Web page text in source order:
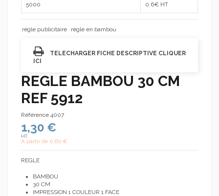
5000 0.6€ HT
règle publicitaire règle en bambou
TELECHARGER FICHE DESCRIPTIVE CLIQUER
ICI
REGLE BAMBOU 30 CM
REF 5912
Référence 4007
1,30 €
HT
A partir de 0,60 €
REGLE
BAMBOU
30 CM
IMPRESSION 1 COULEUR 1 FACE